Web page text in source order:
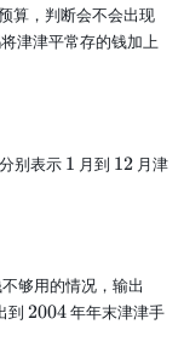
算，判断会不会出现
津津平常存的钱加上
别表示 11 月到 112 月津
够用的情况，输出
X
到 2
2004年年末津津手